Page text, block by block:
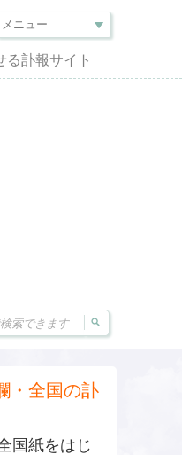
る訃報サイト
・全国の訃
国紙をはじ